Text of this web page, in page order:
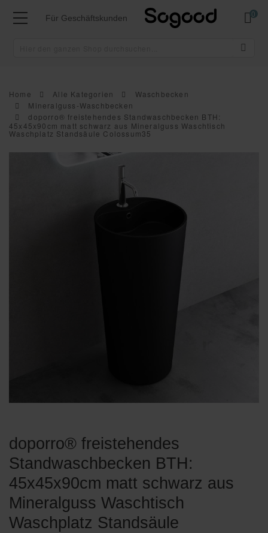
Für Geschäftskunden
Home Alle Kategorien
Waschbecken
Mineralguss-Waschbecken
doporro® freistehendes Standwaschbecken BTH:
45x45x90cm matt schwarz aus Mineralguss Waschtisch
Waschplatz Standsäule Colossum35
doporro® freistehendes
Standwaschbecken BTH:
45x45x90cm matt schwarz aus
Mineralguss Waschtisch
Waschplatz Standsäule